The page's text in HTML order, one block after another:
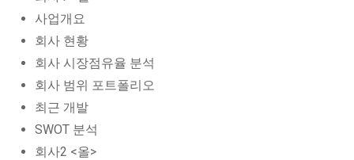
사업개요
회사 현황
회사 시장점유율 분석
회사 범위 포트폴리오
최근 개발
SWOT 분석
회사2 <올>